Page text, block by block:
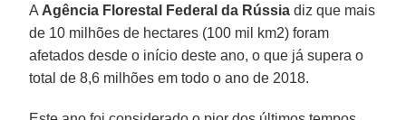
A Agência Florestal Federal da Rússia diz que mais
de 10 milhões de hectares (100 mil km2) foram
afetados desde o início deste ano, o que já supera o
total de 8,6 milhões em todo o ano de 2018.